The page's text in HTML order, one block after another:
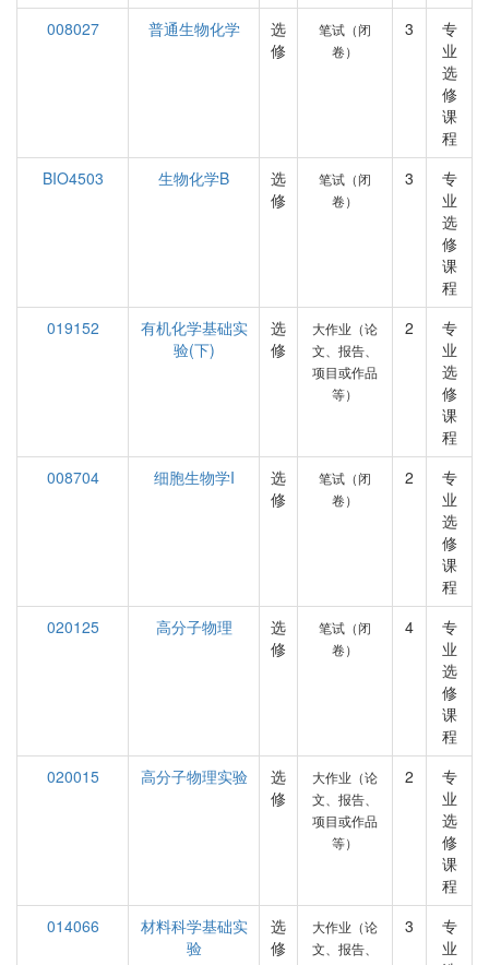
008027
普通生物化学
选
修
笔试（闭
卷）
3
专
业
选
修
课
程
BIO4503
生物化学B
选
修
笔试（闭
卷）
3
专
业
选
修
课
程
019152
有机化学基础实
验(下)
选
修
大作业（论
文、报告、
项目或作品
等）
2
专
业
选
修
课
程
008704
细胞生物学I
选
修
笔试（闭
卷）
2
专
业
选
修
课
程
020125
高分子物理
选
修
笔试（闭
卷）
4
专
业
选
修
课
程
020015
高分子物理实验
选
修
大作业（论
文、报告、
项目或作品
等）
2
专
业
选
修
课
程
014066
材料科学基础实
验
选
修
大作业（论
文、报告、
3
专
业